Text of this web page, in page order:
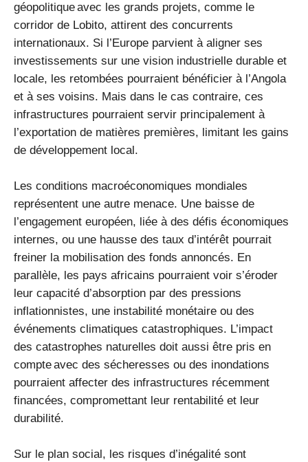
géopolitique avec les grands projets, comme le
corridor de Lobito, attirent des concurrents
internationaux. Si l’Europe parvient à aligner ses
investissements sur une vision industrielle durable et
locale, les retombées pourraient bénéficier à l’Angola
et à ses voisins. Mais dans le cas contraire, ces
infrastructures pourraient servir principalement à
l’exportation de matières premières, limitant les gains
de développement local.
Les conditions macroéconomiques mondiales
représentent une autre menace. Une baisse de
l’engagement européen, liée à des défis économiques
internes, ou une hausse des taux d’intérêt pourrait
freiner la mobilisation des fonds annoncés. En
parallèle, les pays africains pourraient voir s’éroder
leur capacité d’absorption par des pressions
inflationnistes, une instabilité monétaire ou des
événements climatiques catastrophiques. L’impact
des catastrophes naturelles doit aussi être pris en
compte avec des sécheresses ou des inondations
pourraient affecter des infrastructures récemment
financées, compromettant leur rentabilité et leur
durabilité.
Sur le plan social, les risques d’inégalité sont